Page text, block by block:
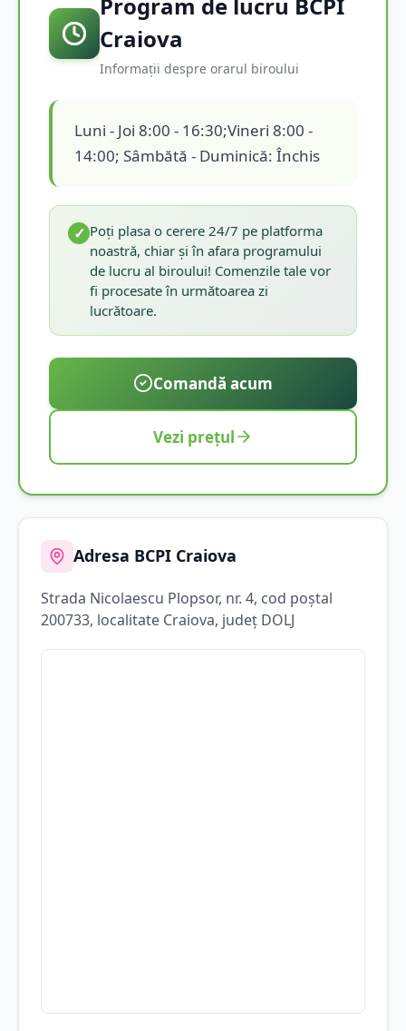
Craiova
Informații despre orarul biroului
Luni - Joi 8:00 - 16:30;Vineri 8:00 -
14:00; Sâmbătă - Duminică: Închis
✓ Poți plasa o cerere 24/7 pe platforma
noastră, chiar și în afara programului
de lucru al biroului! Comenzile tale vor
fi procesate în următoarea zi
lucrătoare.
Comandă acum
Vezi prețul
Adresa BCPI Craiova
Strada Nicolaescu Plopsor, nr. 4, cod poștal
200733, localitate Craiova, județ DOLJ